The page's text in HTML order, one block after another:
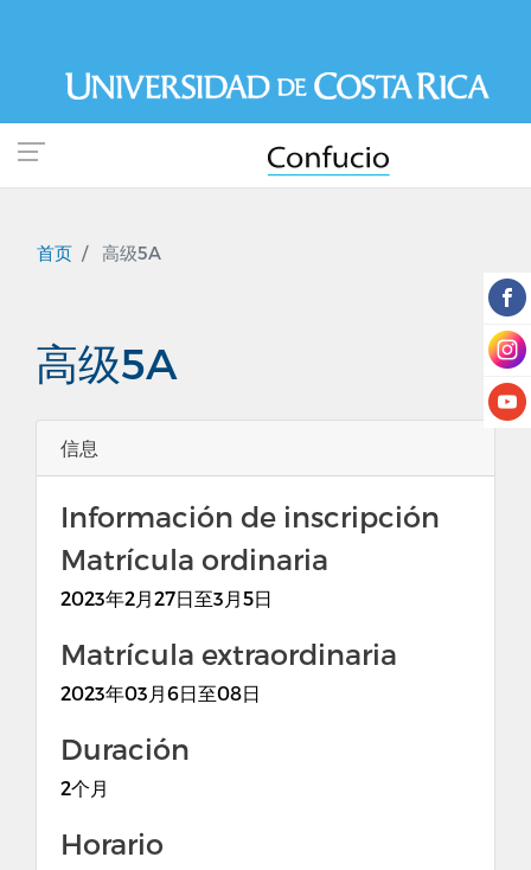
到
内
容
首页 高级5A
高级5A
信息
Información de inscripción
Matrícula ordinaria
2023年2月27日至3月5日
Matrícula extraordinaria
2023年03月6日至08日
Duración
2个月
Horario